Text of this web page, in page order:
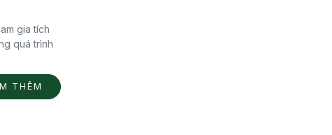
gia tích
quá trình
THÊM